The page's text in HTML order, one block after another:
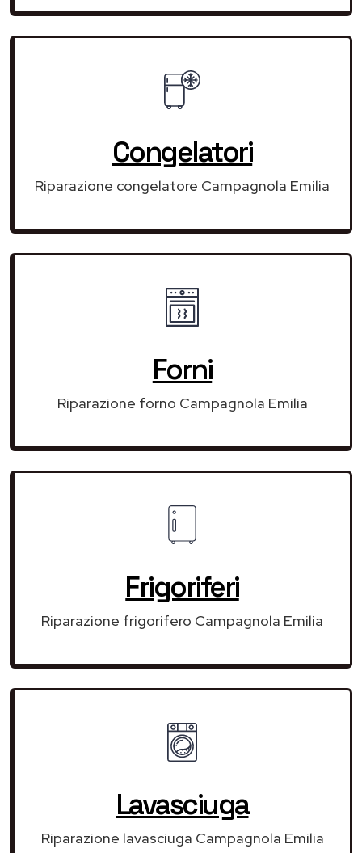
Congelatori
Riparazione congelatore Campagnola Emilia
Forni
Riparazione forno Campagnola Emilia
Frigoriferi
Riparazione frigorifero Campagnola Emilia
Lavasciuga
Riparazione lavasciuga Campagnola Emilia